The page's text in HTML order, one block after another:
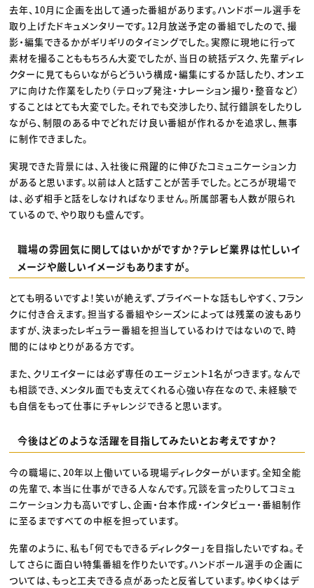
去年、10月に企画を出して通った番組があります。ハンドボール選手を
取り上げたドキュメンタリーです。12月放送予定の番組でしたので、撮
影・編集できるかがギリギリのタイミングでした。実際に現地に行って
素材を撮ることももちろん大変でしたが、当日の統括デスク、先輩ディレ
クターに見てもらいながらどういう構成・編集にするか話したり、オンエ
アに向けた作業をしたり（テロップ発注・ナレーション撮り・整音など）
することはとても大変でした。それでも交渉したり、試行錯誤をしたりし
ながら、制限のある中でどれだけ良い番組が作れるかを追求し、無事
に制作できました。
実現できた背景には、入社後に飛躍的に伸びたコミュニケーション力
があると思います。以前は人と話すことが苦手でした。ところが現場で
は、必ず相手と話をしなければなりません。所属部署も人数が限られ
ているので、やり取りも盛んです。
職場の雰囲気に関してはいかがですか？テレビ業界は忙しいイ
メージや厳しいイメージもありますが。
とても明るいですよ！笑いが絶えず、プライベートな話もしやすく、フラン
クに付き合えます。担当する番組やシーズンによっては残業の波もあり
ますが、決まったレギュラー番組を担当しているわけではないので、時
間的にはゆとりがある方です。
また、クリエイターには必ず専任のエージェント1名がつきます。なんで
も相談でき、メンタル面でも支えてくれる心強い存在なので、未経験で
も自信をもって仕事にチャレンジできると思います。
今後はどのような活躍を目指してみたいとお考えですか？
今の職場に、20年以上働いている現場ディレクターがいます。全知全能
の先輩で、本当に仕事ができる人なんです。冗談を言ったりしてコミュ
ニケーション力も高いですし、企画・台本作成・インタビュー・番組制作
に至るまですべての中枢を担っています。
先輩のように、私も「何でもできるディレクター」を目指したいですね。そ
してさらに面白い特集番組を作りたいです。ハンドボール選手の企画に
ついては、もっと工夫できる点があったと反省しています。ゆくゆくはデ